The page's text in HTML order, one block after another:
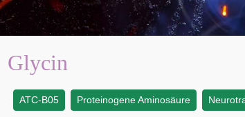
Glycin
ATC-B05 Proteinogene Aminosäure